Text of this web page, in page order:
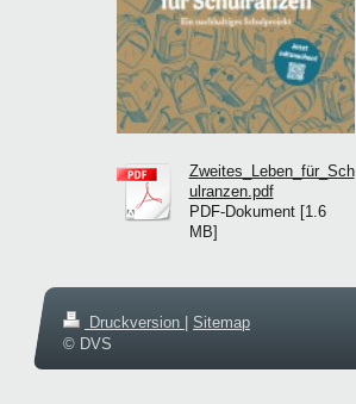
Zweites_Leben_für_Sch
ulranzen.pdf
PDF-Dokument [1.6
MB]
Druckversion | Sitemap
© DVS